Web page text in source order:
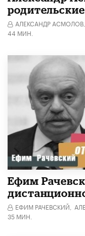
АЛЕКСАНДР АСМОЛОВ,
44 МИН.
Ефим
ЕФИМ РАЧЕВСКИЙ,
35 МИН.